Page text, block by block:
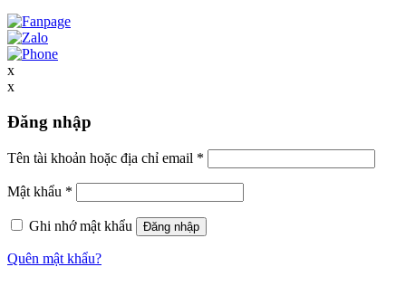
x
x
Đăng nhập
Tên tài khoản hoặc địa chỉ email *
Mật khẩu *
Ghi nhớ mật khẩu Đăng nhập
Quên mật khẩu?